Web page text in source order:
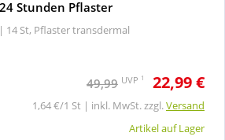
Stunden Pflaster
14 St, Pflaster transdermal
49,99 UVP 1 22,99 €
1,64 €/1 St | inkl. MwSt. zzgl.Versand
Artikel auf Lager